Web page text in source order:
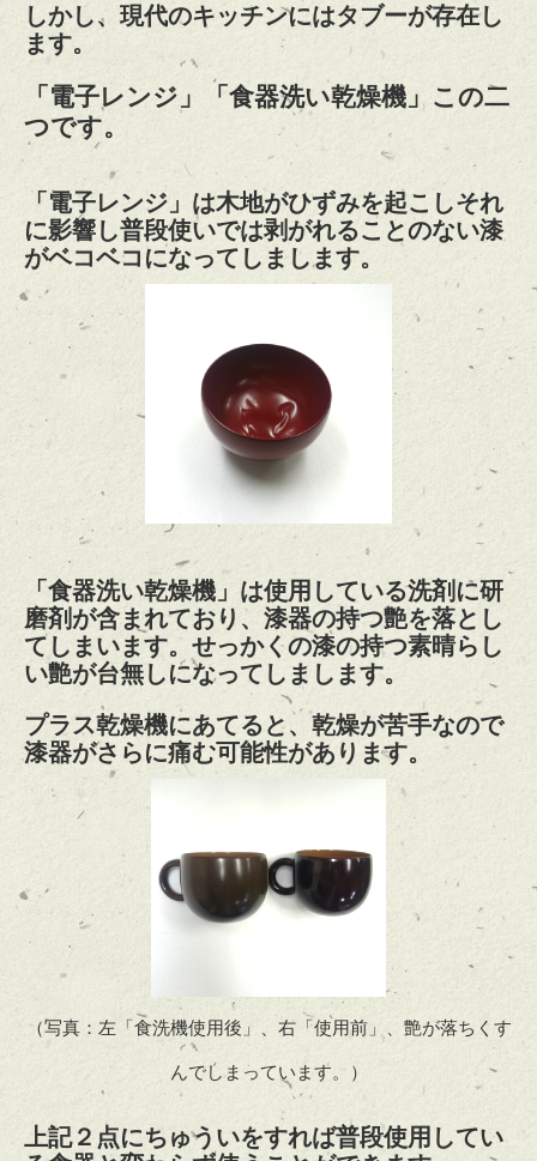
しかし、現代のキッチンにはタブーが存在し
ます。
「電子レンジ」「食器洗い乾燥機」この二
つです。
「電子レンジ」は木地がひずみを起こしそれ
に影響し普段使いでは剥がれることのない漆
がベコベコになってしまします。
「食器洗い乾燥機」は使用している洗剤に研
磨剤が含まれており、漆器の持つ艶を落とし
てしまいます。せっかくの漆の持つ素晴らし
い艶が台無しになってしまします。
プラス乾燥機にあてると、乾燥が苦手なので
漆器がさらに痛む可能性があります。
（写真：左「食洗機使用後」、右「使用前」、艶が落ちくす
んでしまっています。）
上記２点にちゅういをすれば普段使用してい